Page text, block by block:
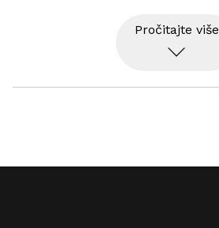
Pročitajte više